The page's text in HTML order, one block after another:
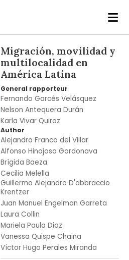
Migración, movilidad y
multilocalidad en
América Latina
General rapporteur
Fernando Garcés Velásquez
Nelson Antequera Durán
Karla Vivar Quiroz
Author
Alejandro Franco del Villar
Alfonso Hinojosa Gordonava
Brígida Baeza
Cecilia Melella
Guillermo Alejandro D'abbraccio
Krentzer
Juan Manuel Engelman Garreta
Laura Collin
Mariela Paula Diaz
Vanessa Quispe Chaiña
Víctor Hugo Perales Miranda